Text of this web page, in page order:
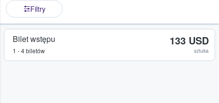
Filtry
Bilet wstępu
1 - 4 biletów
133 USD
sztuka